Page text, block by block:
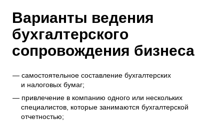
Варианты ведения
бухгалтерского
сопровождения бизнеса
самостоятельное составление бухгалтерских
и налоговых бумаг;
привлечение в компанию одного или нескольких
специалистов, которые занимаются бухгалтерской
отчетностью;